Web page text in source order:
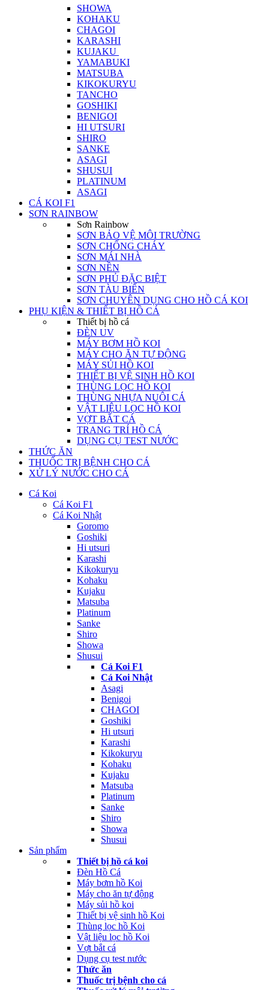
SHOWA
KOHAKU
CHAGOI
KARASHI
KUJAKU
YAMABUKI
MATSUBA
KIKOKURYU
TANCHO
GOSHIKI
BENIGOI
HI UTSURI
SHIRO
SANKE
ASAGI
SHUSUI
PLATINUM
ASAGI
CÁ KOI F1
SƠN RAINBOW
Sơn Rainbow
SƠN BẢO VỆ MÔI TRƯỜNG
SƠN CHỐNG CHÁY
SƠN MÁI NHÀ
SƠN NỀN
SƠN PHỦ ĐẶC BIỆT
SƠN TÀU BIỂN
SƠN CHUYÊN DỤNG CHO HỒ CÁ KOI
PHỤ KIỆN & THIẾT BỊ HỒ CÁ
Thiết bị hồ cá
ĐÈN UV
MÁY BƠM HỒ KOI
MÁY CHO ĂN TỰ ĐỘNG
MÁY SỦI HỒ KOI
THIẾT BỊ VỆ SINH HỒ KOI
THÙNG LỌC HỒ KOI
THÙNG NHỰA NUÔI CÁ
VẬT LIỆU LỌC HỒ KOI
VỢT BẮT CÁ
TRANG TRÍ HỒ CÁ
DỤNG CỤ TEST NƯỚC
THỨC ĂN
THUỐC TRỊ BỆNH CHO CÁ
XỬ LÝ NƯỚC CHO CÁ
Cá Koi
Cá Koi F1
Cá Koi Nhật
Goromo
Goshiki
Hi utsuri
Karashi
Kikokuryu
Kohaku
Kujaku
Matsuba
Platinum
Sanke
Shiro
Showa
Shusui
Cá Koi F1
Cá Koi Nhật
Asagi
Benigoi
CHAGOI
Goshiki
Hi utsuri
Karashi
Kikokuryu
Kohaku
Kujaku
Matsuba
Platinum
Sanke
Shiro
Showa
Shusui
Sản phẩm
Thiết bị hồ cá koi
Đèn Hồ Cá
Máy bơm hồ Koi
Máy cho ăn tự động
Máy sủi hồ koi
Thiết bị vệ sinh hồ Koi
Thùng lọc hồ Koi
Vật liệu lọc hồ Koi
Vợt bắt cá
Dụng cụ test nước
Thức ăn
Thuốc trị bệnh cho cá